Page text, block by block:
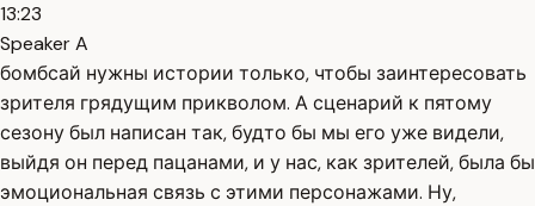
13:23
Speaker A
бомбсай нужны истории только, чтобы заинтересовать
зрителя грядущим прикволом. А сценарий к пятому
сезону был написан так, будто бы мы его уже видели,
выйдя он перед пацанами, и у нас, как зрителей, была бы
эмоциональная связь с этими персонажами. Ну,